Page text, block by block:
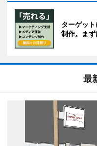
ターゲッ
制作。まず
最